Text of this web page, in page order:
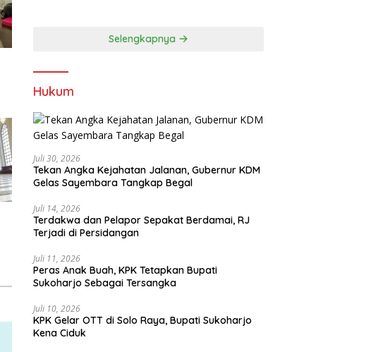
Selengkapnya
Hukum
Juli 30, 2026
Tekan Angka Kejahatan Jalanan, Gubernur KDM
Gelas Sayembara Tangkap Begal
Juli 14, 2026
Terdakwa dan Pelapor Sepakat Berdamai, RJ
Terjadi di Persidangan
Juli 11, 2026
Peras Anak Buah, KPK Tetapkan Bupati
Sukoharjo Sebagai Tersangka
Juli 10, 2026
KPK Gelar OTT di Solo Raya, Bupati Sukoharjo
Kena Ciduk